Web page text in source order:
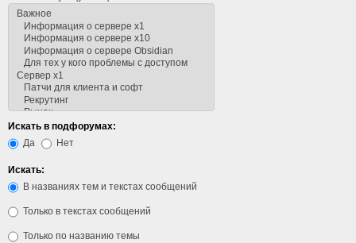
Искать в подфорумах:
Да
Нет
Искать:
В названиях тем и текстах сообщений
Только в текстах сообщений
Только по названию темы